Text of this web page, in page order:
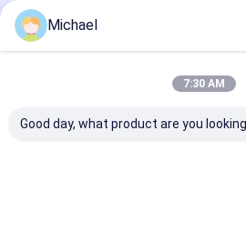
Empfohlene Produkte
Michael
7:30 AM
Good day, what product are you